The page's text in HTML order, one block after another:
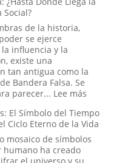
y
Sin
Resolver
de
la
Antigua
Ruta
de
Seda
Social?
de la historia,
se ejerce
influencia y la
existe una
tan antigua como la
Bandera Falsa. Se
parecer... Lee más:
de
Bandera
Falsa
El Símbolo del Tiempo
Ciclo Eterno de la Vida
mosaico de símbolos
humano ha creado